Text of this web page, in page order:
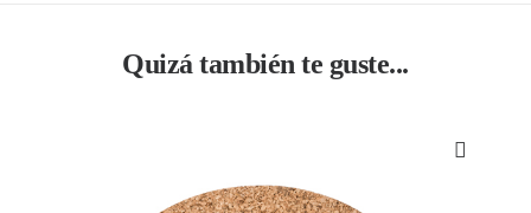
Quizá también te guste...